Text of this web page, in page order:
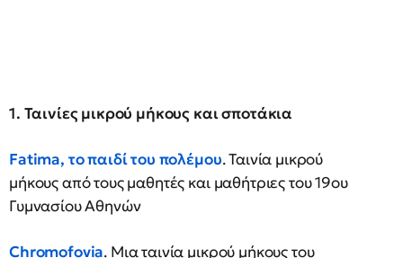
1. Ταινίες μικρού μήκους και σποτάκια
Fatima, το παιδί του πολέμου. Ταινία μικρού
μήκους από τους μαθητές και μαθήτριες του 19ου
Γυμνασίου Αθηνών
Chromofovia. Μια ταινία μικρού μήκους του